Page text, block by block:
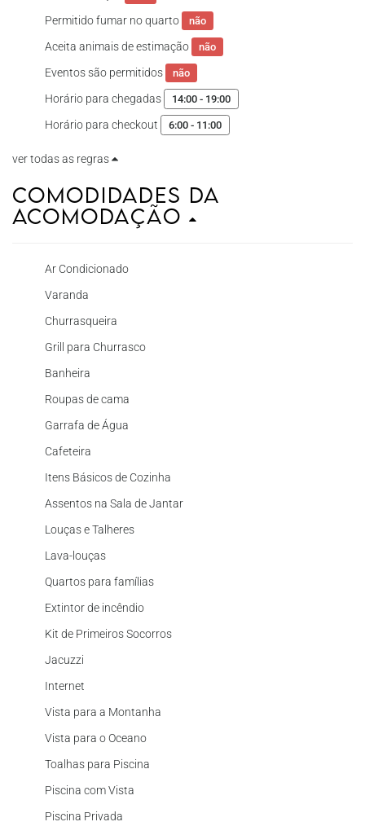
Permitido fumar no quarto não
Aceita animais de estimação não
Eventos são permitidos não
Horário para chegadas 14:00 - 19:00
Horário para checkout 6:00 - 11:00
ver todas as regras
Comodidades da
Acomodação
Ar Condicionado
Varanda
Churrasqueira
Grill para Churrasco
Banheira
Roupas de cama
Garrafa de Água
Cafeteira
Itens Básicos de Cozinha
Assentos na Sala de Jantar
Louças e Talheres
Lava-louças
Quartos para famílias
Extintor de incêndio
Kit de Primeiros Socorros
Jacuzzi
Internet
Vista para a Montanha
Vista para o Oceano
Toalhas para Piscina
Piscina com Vista
Piscina Privada